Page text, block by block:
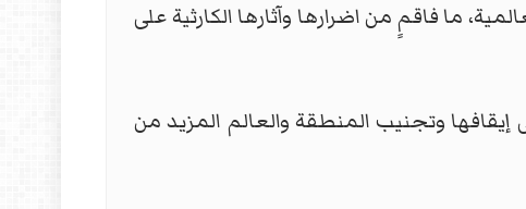
ما فاقمٍ من اضرارها وآثارها الكارثية على
إيقافها وتجنيب المنطقة والعالم المزيد من